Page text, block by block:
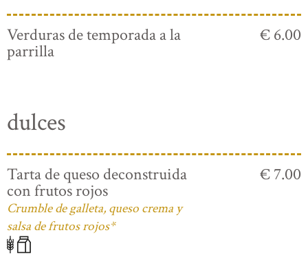
Verduras de temporada a la
parrilla
€ 6.00
dulces
Tarta de queso deconstruida
con frutos rojos
Crumble de galleta, queso crema y
salsa de frutos rojos*
€ 7.00